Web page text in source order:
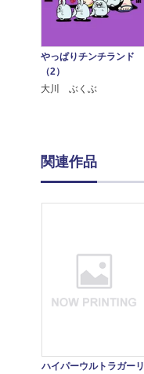
やっぱりチンチランド
（2）
大川 ぶくぶ
関連作品
ハイパーウルトラガーリ